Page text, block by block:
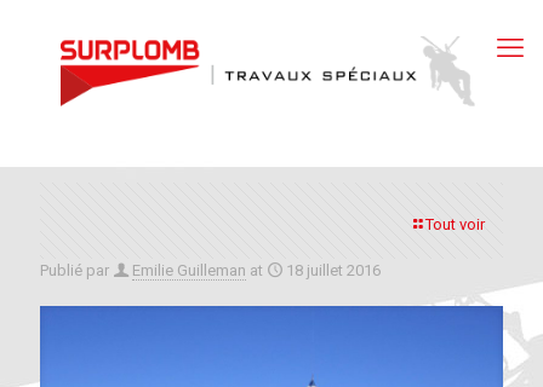
Tout voir
Publié par Emilie Guilleman at 18 juillet 2016